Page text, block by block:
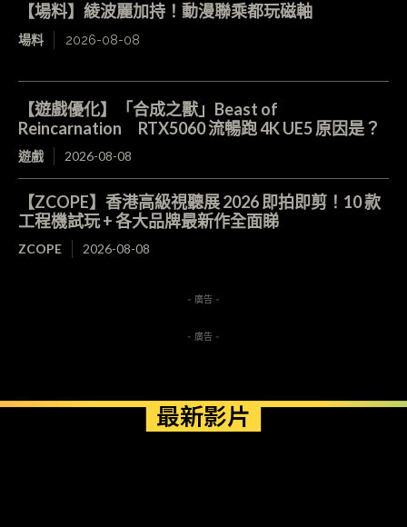
【場料】綾波麗加持！動漫聯乘都玩磁軸
場料 2026-08-08
【遊戲優化】「合成之獸」Beast of
Reincarnation RTX5060 流暢跑 4K UE5 原因是？
遊戲 2026-08-08
【ZCOPE】香港高級視聽展 2026 即拍即剪！10 款
工程機試玩 + 各大品牌最新作全面睇
ZCOPE 2026-08-08
- 廣告 -
- 廣告 -
最新影片